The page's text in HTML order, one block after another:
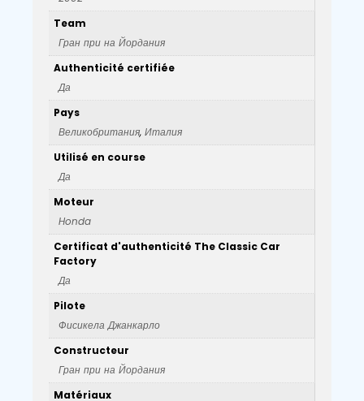
Team
Гран при на Йордания
Authenticité certifiée
Да
Pays
Великобритания, Италия
Utilisé en course
Да
Moteur
Honda
Certificat d'authenticité The Classic Car
Factory
Да
Pilote
Фисикела Джанкарло
Constructeur
Гран при на Йордания
Matériaux